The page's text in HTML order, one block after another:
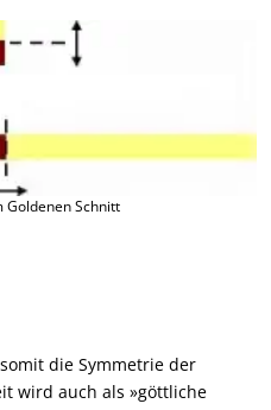
Goldenen Schnitt
die Symmetrie der
wird auch als »göttliche